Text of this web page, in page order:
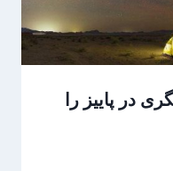
در پاییز را